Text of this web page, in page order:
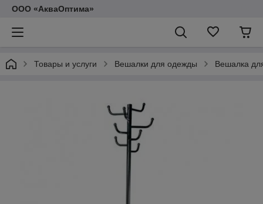
ООО «АкваОптима»
Товары и услуги Вешалки для одежды Вешалка